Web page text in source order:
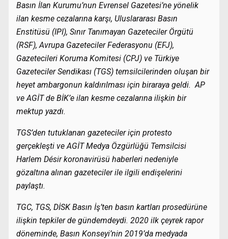
Basın İlan Kurumu’nun Evrensel Gazetesi’ne yönelik
ilan kesme cezalarına karşı, Uluslararası Basın
Enstitüsü (IPI), Sınır Tanımayan Gazeteciler Örgütü
(RSF), Avrupa Gazeteciler Federasyonu (EFJ),
Gazetecileri Koruma Komitesi (CPJ) ve Türkiye
Gazeteciler Sendikası (TGS) temsilcilerinden oluşan bir
heyet ambargonun kaldırılması için biraraya geldi. AP
ve AGİT de BİK’e ilan kesme cezalarına ilişkin bir
mektup yazdı.
TGS’den tutuklanan gazeteciler için protesto
gerçekleşti ve AGİT Medya Özgürlüğü Temsilcisi
Harlem Désir koronavirüsü haberleri nedeniyle
gözaltına alınan gazeteciler ile ilgili endişelerini
paylaştı.
TGC, TGS, DİSK Basın İş’ten basın kartları prosedürüne
ilişkin tepkiler de gündemdeydi. 2020 ilk çeyrek rapor
döneminde, Basın Konseyi’nin 2019’da medyada